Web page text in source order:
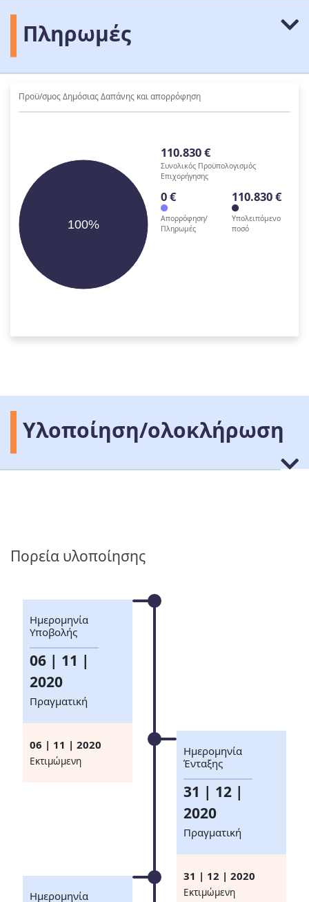
Πληρωμές
Προϋ/σμος Δημόσιας Δαπάνης και απορρόφηση
100%
110.830 €
Συνολικός Προϋπολογισμός
Επιχορήγησης
0 €
Απορρόφηση/
Πληρωμές
110.830 €
Υπολειπόμενο
ποσό
Υλοποίηση/ολοκλήρωση
Πορεία υλοποίησης
Ημερομηνία
Υποβολής
06 | 11 |
2020
Πραγματική
06 | 11 | 2020
Eκτιμώμενη
Ημερομηνία
Ένταξης
31 | 12 |
2020
Πραγματική
31 | 12 | 2020
Eκτιμώμενη
Ημερομηνία